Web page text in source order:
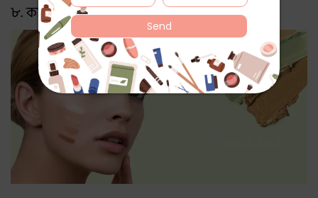
৮. কালার কারেক্টর ব্যবহার করুন
Send